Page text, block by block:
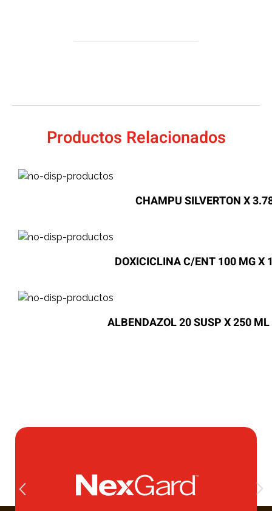
Productos Relacionados
CHAMPU SILVERTON X
DOXICICLINA C/ENT 100 MG X
ALBENDAZOL 20 SUSP X 250